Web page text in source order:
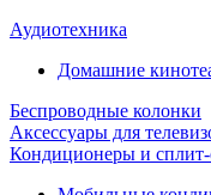
Аудиотехника
Домашние
Беспроводные колонки
Аксессуары для
Кондиционеры и